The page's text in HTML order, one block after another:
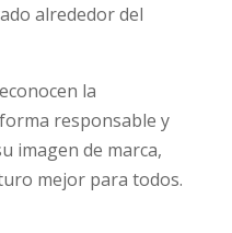
alrededor del
la
responsable y
imagen de marca,
mejor para todos.